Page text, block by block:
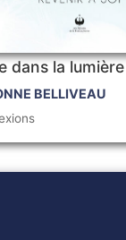
dans la lumière
BELLIVEAU